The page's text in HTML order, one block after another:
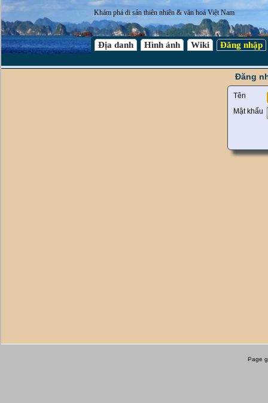
Khám phá di sản thiên nhiên & văn hoá Việt Nam
Địa danh Hình ảnh Wiki Đăng nhập
Đăng
Tên
Mật khẩu
Page